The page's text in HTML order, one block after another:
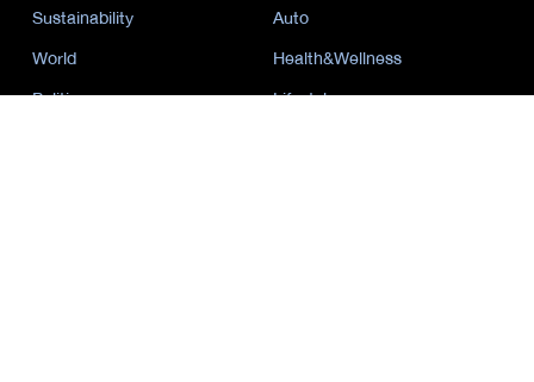
Sustainability
Auto
World
Health&Wellness
Politics
Lifestyle